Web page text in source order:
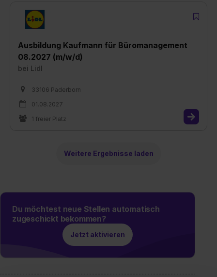
Ausbildung Kaufmann für Büromanagement
08.2027 (m/w/d)
bei Lidl
33106 Paderborn
01.08.2027
1 freier Platz
Weitere Ergebnisse laden
Du möchtest neue Stellen automatisch
zugeschickt bekommen?
Jetzt aktivieren